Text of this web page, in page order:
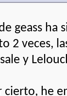
geass ha
2 veces,
y
cierto, he